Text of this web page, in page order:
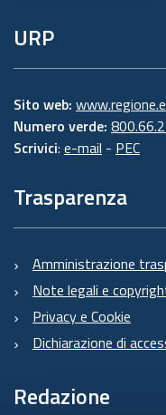
URP
Sito web:
Numero verde:
Scrivici: e-mail - PEC
Trasparenza
Amministrazione
Note legali e
Privacy e Cookie
Dichiarazione di
Redazione